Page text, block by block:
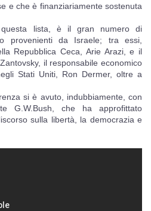
e che è finanziariamente sostenuta
lista, è il gran numero di
provenienti da Israele; tra essi,
Repubblica Ceca, Arie Arazi, e il
il responsabile economico
Stati Uniti, Ron Dermer, oltre a
si è avuto, indubbiamente, con
G.W.Bush, che ha approfittato
sulla libertà, la democrazia e